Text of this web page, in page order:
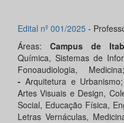
Edital nº 001/2025 -
Áreas: Campus de
Química, Sistemas de
Fonoaudiologia,
- Arquitetura e Urbanismo;
Artes Visuais e Design,
Social, Educação Física,
Letras Vernáculas,